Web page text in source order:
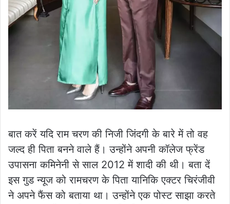
बात करें यदि राम चरण की निजी जिंदगी के बारे में तो वह
जल्द ही पिता बनने वाले हैं। उन्होंने अपनी कॉलेज फ्रेंड
उपासना कमिनेनी से साल 2012 में शादी की थी। बता दें
इस गुड न्यूज को रामचरण के पिता यानिकि एक्टर चिरंजीवी
ने अपने फैंस को बताया था। उन्होंने एक पोस्ट साझा करते